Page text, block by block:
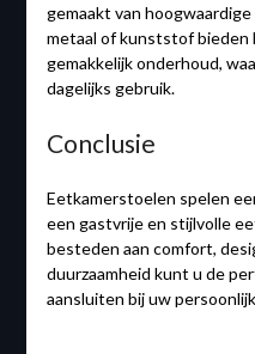
gemaakt van
metaal of kunststof bieden
gemakkelijk onderhoud,
dagelijks gebruik.
Conclusie
Eetkamerstoelen spelen
een gastvrije en stijlvolle
besteden aan comfort,
duurzaamheid kunt u de
aansluiten bij uw